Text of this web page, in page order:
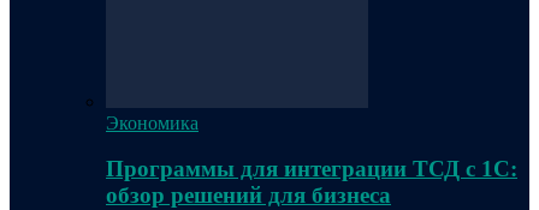
Экономика
Программы для интеграции ТСД с 1С:
обзор решений для бизнеса